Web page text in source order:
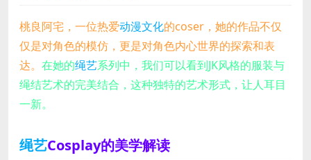
桃良阿宅，一位热爱动漫文化的coser，她的作品不仅
仅是对角色的模仿，更是对角色内心世界的探索和表
达。 在她的绳艺系列中，我们可以看到JK风格的服装与
绳结艺术的完美结合，这种独特的艺术形式，让人耳目
一新。
绳艺Cosplay的美学解读